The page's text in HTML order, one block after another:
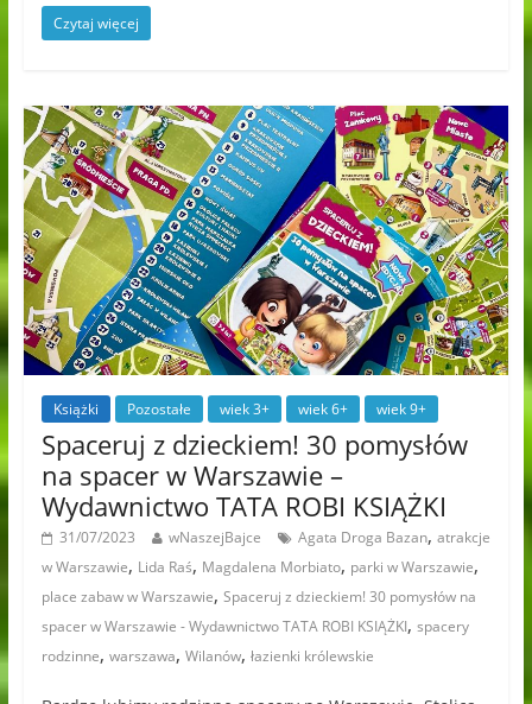
Czytaj więcej
Książki Pozostałe wiek 3+ wiek 6+ wiek 9+
Spaceruj z dzieckiem! 30 pomysłów
na spacer w Warszawie –
Wydawnictwo TATA ROBI KSIĄŻKI
31/07/2023 wNaszejBajce Agata Droga Bazan, atrakcje
w Warszawie, Lida Raś, Magdalena Morbiato, parki w Warszawie,
place zabaw w Warszawie, Spaceruj z dzieckiem! 30 pomysłów na
spacer w Warszawie - Wydawnictwo TATA ROBI KSIĄŻKI, spacery
rodzinne, warszawa, Wilanów, łazienki królewskie